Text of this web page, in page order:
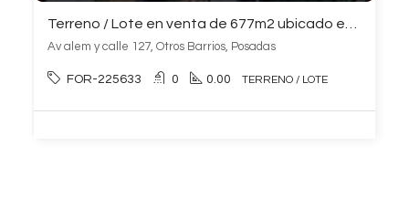
Av alem y calle 127, Otros Barrios, Posadas
FOR-225633 0 0.00 TERRENO / LOTE